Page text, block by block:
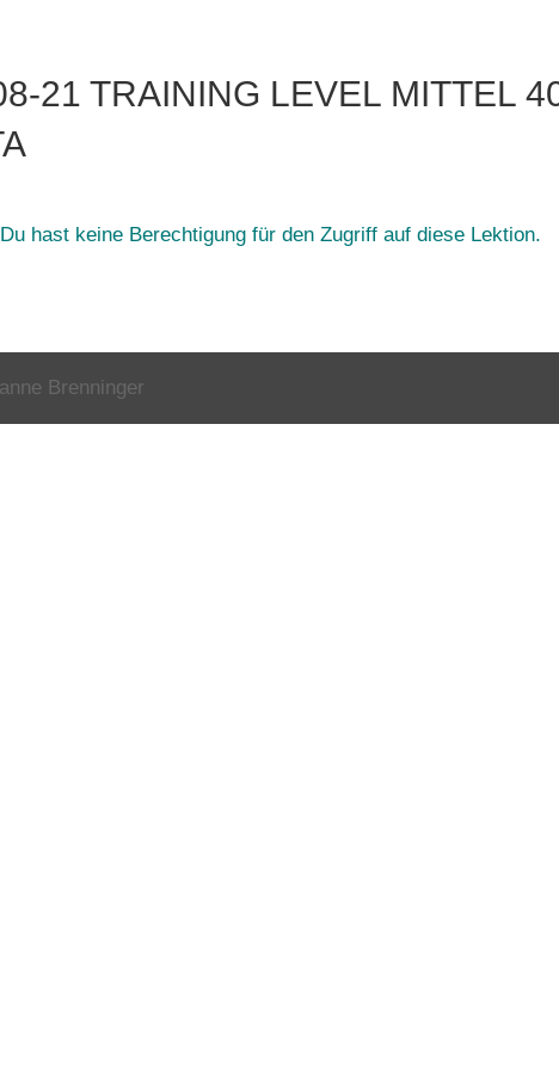
21 TRAINING LEVEL MITTEL
hast keine Berechtigung für den Zugriff auf diese Lektion.
Brenninger